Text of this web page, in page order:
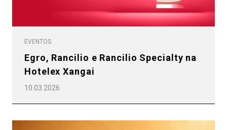
EVENTOS
Egro, Rancilio e Rancilio Specialty na
Hotelex Xangai
10.03.2026